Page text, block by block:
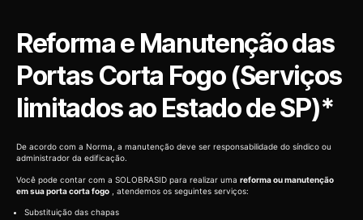
Reforma e Manutenção das
Portas Corta Fogo (Serviços
limitados ao Estado de SP)*
De acordo com a Norma, a manutenção deve ser responsabilidade do síndico ou
administrador da edificação.
Você pode contar com a SOLOBRASID para realizar uma reforma ou manutenção
em sua porta corta fogo , atendemos os seguintes serviços:
Substituição das chapas